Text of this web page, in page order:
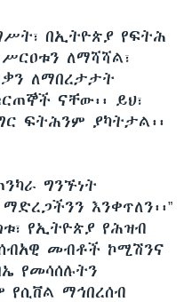
በኢትዮጵያ የፍትሕ
ለማሻሻል፣
ለማበረታታት
ናቸው፡፡ ይህ፣
ፍትሕንም ያካትታል፡፡
ግንኙነት
እንቀጥለን፡፡”
የኢትዮጵያ የሕዝብ
መብቶች ኮሚሽንና
የመሳሰሉትን
የሲቨል ማኅበረሰብ